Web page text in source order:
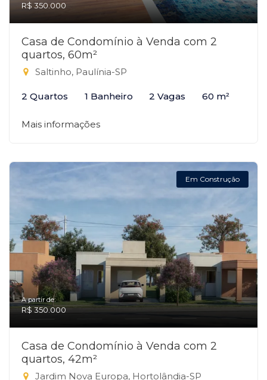
R$ 350.000
Casa de Condomínio à Venda com 2
quartos, 60m²
Saltinho, Paulínia-SP
2 Quartos 1 Banheiro 2 Vagas 60 m²
Mais informações
Em Construção
A partir de:
R$ 350.000
Casa de Condomínio à Venda com 2
quartos, 42m²
Jardim Nova Europa, Hortolândia-SP